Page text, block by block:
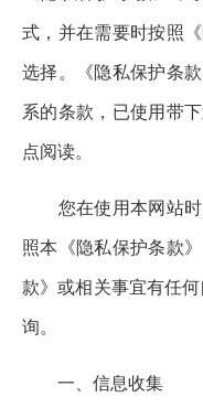
式，并在需要时按照
选择。《隐私保护条
系的条款，已使用带
点阅读。
您在使用本网站时
照本《隐私保护条款
款》或相关事宜有任
询。
一、信息收集